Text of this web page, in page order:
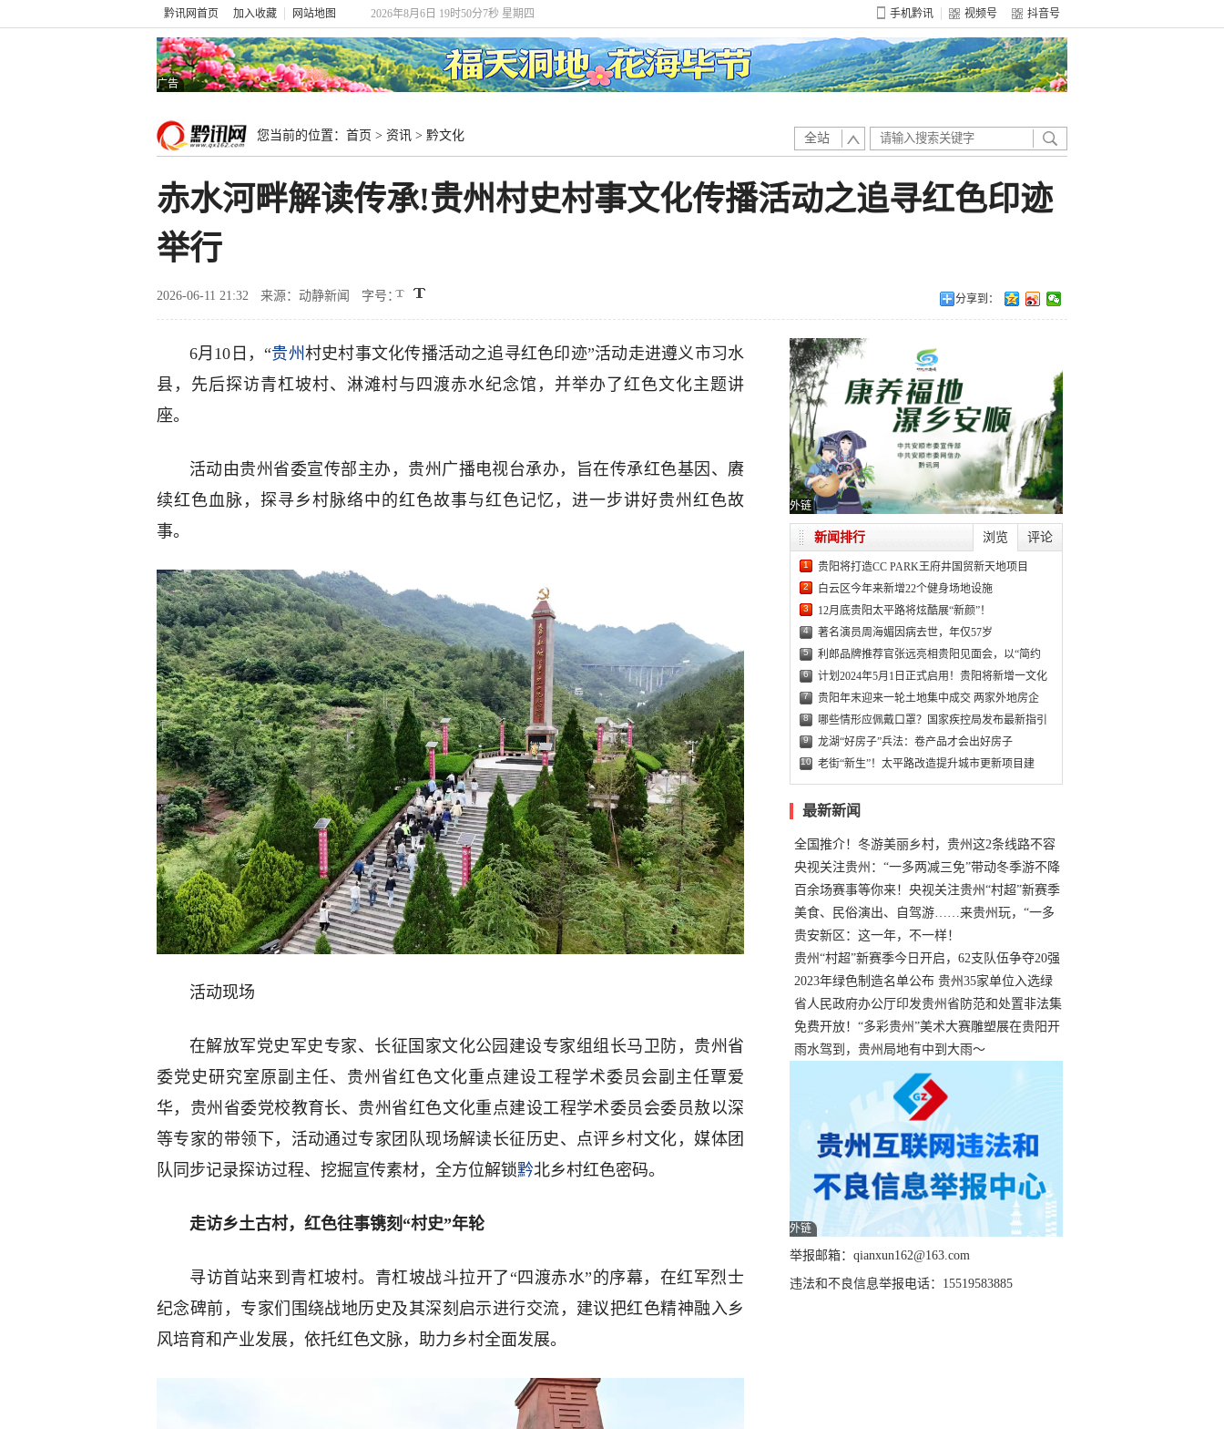
黔讯网首页 加入收藏 网站地图 2026年8月6日 19时50分9秒 星期四 手机黔讯 视频号 抖音号
广告
您当前的位置： 首页 > 资讯 > 黔文化 全站
赤水河畔解读传承!贵州村史村事文化传播活动之追寻红色印迹
举行
2026-06-11 21:32 来源：动静新闻 字号： 分享到：
6月10日，“贵州 村史村事文化传播活动之追寻红色印迹”活动走进遵义市习水
县，先后探访青杠坡村、淋滩村与四渡赤水纪念馆，并举办了红色文化主题讲
座。
活动由贵州省委宣传部主办，贵州广播电视台承办，旨在传承红色基因、赓
续红色血脉，探寻乡村脉络中的红色故事与红色记忆，进一步讲好贵州红色故
事。
活动现场
在解放军党史军史专家、长征国家文化公园建设专家组组长马卫防，贵州省
委党史研究室原副主任、贵州省红色文化重点建设工程学术委员会副主任覃爱
华，贵州省委党校教育长、贵州省红色文化重点建设工程学术委员会委员敖以深
等专家的带领下，活动通过专家团队现场解读长征历史、点评乡村文化，媒体团
队同步记录探访过程、挖掘宣传素材，全方位解锁黔北乡村红色密码。
走访乡土古村，红色往事镌刻“村史”年轮
寻访首站来到青杠坡村。青杠坡战斗拉开了“四渡赤水”的序幕，在红军烈士
纪念碑前，专家们围绕战地历史及其深刻启示进行交流，建议把红色精神融入乡
风培育和产业发展，依托红色文脉，助力乡村全面发展。
外链
浏览 评论
新闻排行
1 贵阳将打造CC PARK王府井国贸新天地项目
2 白云区今年来新增22个健身场地设施
3 12月底贵阳太平路将炫酷展“新颜”！
4 著名演员周海媚因病去世，年仅57岁
5 利郎品牌推荐官张远亮相贵阳见面会，以“简约
6 计划2024年5月1日正式启用！贵阳将新增一文化
7 贵阳年末迎来一轮土地集中成交 两家外地房企
8 哪些情形应佩戴口罩？国家疾控局发布最新指引
9 龙湖“好房子”兵法：卷产品才会出好房子
10 老街“新生”！太平路改造提升城市更新项目建
最新新闻
全国推介！冬游美丽乡村，贵州这2条线路不容
错过
央视关注贵州：“一多两减三免”带动冬季游不降
温
百余场赛事等你来！央视关注贵州“村超”新赛季
正式“打响”
美食、民俗演出、自驾游……来贵州玩，“一多
两减三免”！
贵安新区：这一年，不一样！
贵州“村超”新赛季今日开启，62支队伍争夺20强
名额
2023年绿色制造名单公布 贵州35家单位入选绿
色工厂
省人民政府办公厅印发贵州省防范和处置非法集
资工作实施细则
免费开放！“多彩贵州”美术大赛雕塑展在贵阳开
展，持续至1月19日
雨水驾到，贵州局地有中到大雨～
外链
举报邮箱：qianxun162@163.com
违法和不良信息举报电话：15519583885